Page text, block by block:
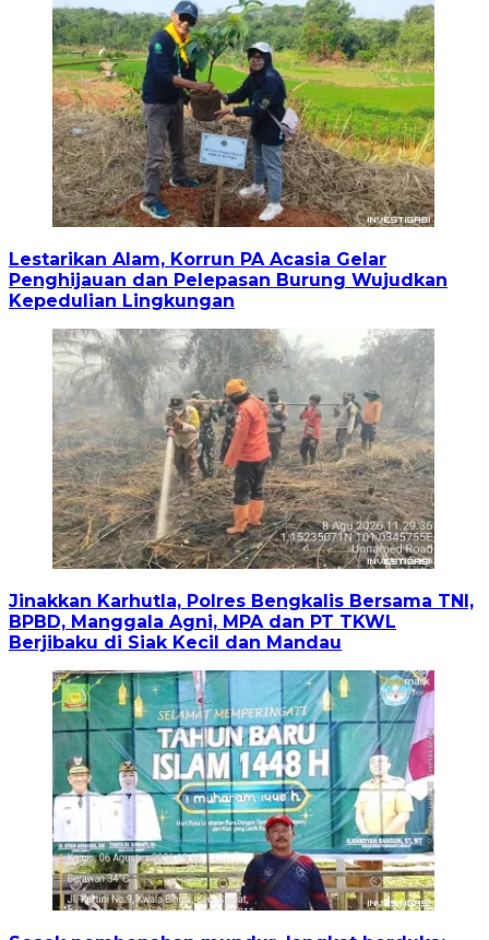
Lestarikan Alam, Korrun PA Acasia Gelar
Penghijauan dan Pelepasan Burung Wujudkan
Kepedulian Lingkungan
Jinakkan Karhutla, Polres Bengkalis Bersama TNI,
BPBD, Manggala Agni, MPA dan PT TKWL
Berjibaku di Siak Kecil dan Mandau